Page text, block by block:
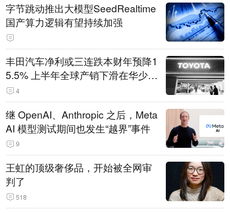
字节跳动推出大模型SeedRealtime
国产算力逻辑有望持续加强
丰田汽车净利或三连跌本财年预降1
5.5% 上半年全球产销下滑在华少卖
14.3万辆
4
继 OpenAI、Anthropic 之后，Meta
AI 模型测试期间也发生“越界”事件
9
王虹的顶级奢侈品，开始被全网审
判了
518